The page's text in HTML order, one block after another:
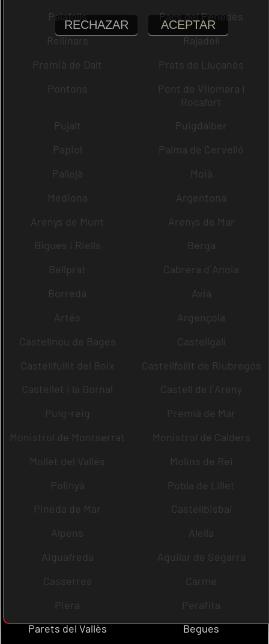
Palafolls
Pacs del Penedès
Rellinars
Rajadell
Premià de Dalt
Prats de Lluçanès
Pontons
Pont de Vilomara i
Rocafort
Pujalt
Puigdàlber
Papiol
Palma de Cervelló
Pallejà
Moià
Mediona
Argentona
Arenys de Munt
Arenys de Mar
Bigues i Riells
Berga
Bellprat
Cabrera d´Anoia
Borredà
Avià
Artés
Argençola
Castellnou de Bages
Castellgalí
Castellfullit del Boix
Castellfollit de Riubregós
Castellet i la Gornal
Castell de l´Areny
Puig-reig
Premià de Mar
Monistrol de Montserrat
Monistrol de Calders
Mollet del Vallès
Molins de Rei
Polinyà
Pobla de Lillet
Pineda de Mar
Castellbisbal
Alpens
Alella
Aiguafreda
Aguilar de Segarra
Casserres
Carme
Piera
Perafita
Parets del Vallès
Begues
RECHAZAR ACEPTAR